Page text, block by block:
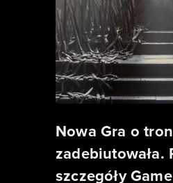
Nowa Gra o
zadebiutowała.
szczegóły